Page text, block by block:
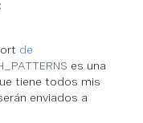
de
es una
tiene todos mis
enviados a